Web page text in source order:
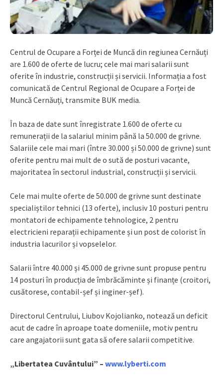
Centrul de Ocupare a Forței de Muncă din regiunea Cernăuți
are 1.600 de oferte de lucru; cele mai mari salarii sunt
oferite în industrie, construcții și servicii. Informația a fost
comunicată de Centrul Regional de Ocupare a Forței de
Muncă Cernăuți, transmite BUK media.
În baza de date sunt înregistrate 1.600 de oferte cu
remunerații de la salariul minim până la 50.000 de grivne.
Salariile cele mai mari (între 30.000 și 50.000 de grivne) sunt
oferite pentru mai mult de o sută de posturi vacante,
majoritatea în sectorul industrial, construcții și servicii.
Cele mai multe oferte de 50.000 de grivne sunt destinate
specialiștilor tehnici (13 oferte), inclusiv 10 posturi pentru
montatori de echipamente tehnologice, 2 pentru
electricieni reparații echipamente și un post de colorist în
industria lacurilor și vopselelor.
Salarii între 40.000 și 45.000 de grivne sunt propuse pentru
14 posturi în producția de îmbrăcăminte și finanțe (croitori,
cusătorese, contabil-șef și inginer-șef).
Directorul Centrului, Liubov Kojolianko, notează un deficit
acut de cadre în aproape toate domeniile, motiv pentru
care angajatorii sunt gata să ofere salarii competitive.
„Libertatea Cuvântului” – www.lyberti.com